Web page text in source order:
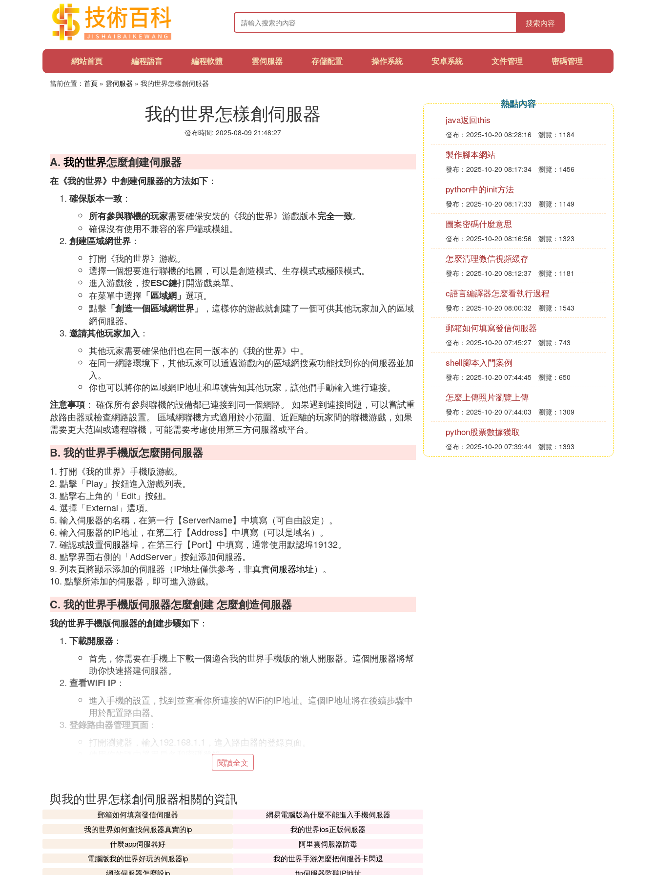
搜索內容
網站首頁 編程語言 編程軟體 雲伺服器 存儲配置 操作系統 安卓系統 文件管理 密碼管理
當前位置： 首頁 » 雲伺服器 » 我的世界怎樣創伺服器
我的世界怎樣創伺服器
發布時間: 2025-08-09 21:48:27
A. 我的世界怎麼創建伺服器
在《我的世界》中創建伺服器的方法如下 ：
確保版本一致 ：
所有參與聯機的玩家需要確保安裝的《我的世界》游戲版本完全一致。
確保沒有使用不兼容的客戶端或模組。
創建區域網世界 ：
打開《我的世界》游戲。
選擇一個想要進行聯機的地圖，可以是創造模式、生存模式或極限模式。
進入游戲後，按ESC鍵打開游戲菜單。
在菜單中選擇 「區域網」 選項。
點擊 「創造一個區域網世界」
，這樣你的游戲就創建了一個可供其他玩家加入的區域
網伺服器。
邀請其他玩家加入 ：
其他玩家需要確保他們也在同一版本的《我的世界》中。
在同一網路環境下，其他玩家可以通過游戲內的區域網搜索功能找到你的伺服器並加
入。
你也可以將你的區域網IP地址和埠號告知其他玩家，讓他們手動輸入進行連接。
注意事項 ： 確保所有參與聯機的設備都已連接到同一個網路。 如果遇到連接問題，可以嘗試重
啟路由器或檢查網路設置。 區域網聯機方式適用於小范圍、近距離的玩家間的聯機游戲，如果
需要更大范圍或遠程聯機，可能需要考慮使用第三方伺服器或平台。
B. 我的世界手機版怎麼開伺服器
1. 打開《我的世界》手機版游戲。
2. 點擊「Play」按鈕進入游戲列表。
3. 點擊右上角的「Edit」按鈕。
4. 選擇「External」選項。
5. 輸入伺服器的名稱，在第一行【ServerName】中填寫（可自由設定）。
6. 輸入伺服器的IP地址，在第二行【Address】中填寫（可以是域名）。
7. 確認或設置伺服器埠，在第三行【Port】中填寫，通常使用默認埠19132。
8. 點擊界面右側的「AddServer」按鈕添加伺服器。
9. 列表頁將顯示添加的伺服器（IP地址僅供參考，非真實伺服器地址）。
10. 點擊所添加的伺服器，即可進入游戲。
C. 我的世界手機版伺服器怎麼創建 怎麼創造伺服器
我的世界手機版伺服器的創建步驟如下 ：
下載開服器 ：
首先，你需要在手機上下載一個適合我的世界手機版的懶人開服器。這個開服器將幫
助你快速搭建伺服器。
查看WiFi IP ：
進入手機的設置，找到並查看你所連接的WiFi的IP地址。這個IP地址將在後續步驟中
用於配置路由器。
登錄路由器管理頁面 ：
打開瀏覽器，輸入192.168.1.1，進入路由器的登錄頁面。
使用你的路由器用戶名和密碼登錄。
點擊「添加新條目」或類似的按鈕來配置新的虛擬伺服器。
在埠號欄中輸入19132。
在IP地址欄中輸入你在步驟2中查看到的WiFi IP地址。
點擊保存設置。
獲取本機IP：
在搜索引擎中輸入「IP地址查詢」，查找並記錄下你的本機IP地址。這個IP地址將作
閱讀全文
與我的世界怎樣創伺服器相關的資訊
郵箱如何填寫發信伺服器
網易電腦版為什麼不能進入手機伺服器
我的世界如何查找伺服器真實的ip
我的世界ios正版伺服器
什麼app伺服器好
阿里雲伺服器防毒
電腦版我的世界好玩的伺服器ip
我的世界手游怎麼把伺服器卡閃退
網路伺服器怎麼設ip
ftp伺服器監聽IP地址
熱點內容
java返回this
發布：2025-10-20 08:28:16 瀏覽：1184
製作腳本網站
發布：2025-10-20 08:17:34 瀏覽：1456
python中的init方法
發布：2025-10-20 08:17:33 瀏覽：1149
圖案密碼什麼意思
發布：2025-10-20 08:16:56 瀏覽：1323
怎麼清理微信視頻緩存
發布：2025-10-20 08:12:37 瀏覽：1181
c語言編譯器怎麼看執行過程
發布：2025-10-20 08:00:32 瀏覽：1543
郵箱如何填寫發信伺服器
發布：2025-10-20 07:45:27 瀏覽：743
shell腳本入門案例
發布：2025-10-20 07:44:45 瀏覽：650
怎麼上傳照片瀏覽上傳
發布：2025-10-20 07:44:03 瀏覽：1309
python股票數據獲取
發布：2025-10-20 07:39:44 瀏覽：1393